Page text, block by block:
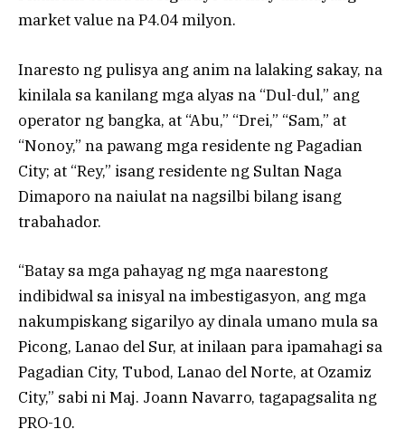
market value na P4.04 milyon.
Inaresto ng pulisya ang anim na lalaking sakay, na
kinilala sa kanilang mga alyas na “Dul-dul,” ang
operator ng bangka, at “Abu,” “Drei,” “Sam,” at
“Nonoy,” na pawang mga residente ng Pagadian
City; at “Rey,” isang residente ng Sultan Naga
Dimaporo na naiulat na nagsilbi bilang isang
trabahador.
“Batay sa mga pahayag ng mga naarestong
indibidwal sa inisyal na imbestigasyon, ang mga
nakumpiskang sigarilyo ay dinala umano mula sa
Picong, Lanao del Sur, at inilaan para ipamahagi sa
Pagadian City, Tubod, Lanao del Norte, at Ozamiz
City,” sabi ni Maj. Joann Navarro, tagapagsalita ng
PRO-10.